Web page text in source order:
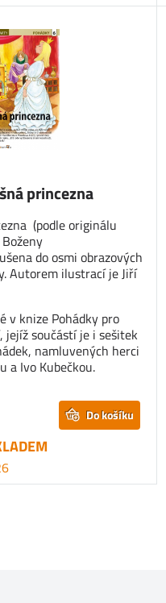
princezna
(podle originálu
do osmi obrazových
Autorem ilustrací je Jiří
v knize Pohádky pro
jejíž součástí je i sešitek
namluvených herci
a Ivo Kubečkou.
Do košíku